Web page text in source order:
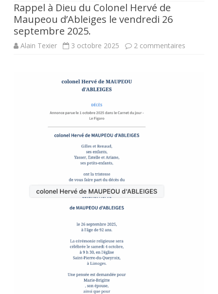
Rappel à Dieu du Colonel Hervé de
Maupeou d’Ableiges le vendredi 26
septembre 2025.
Alain Texier 3 octobre 2025 2 commentaires